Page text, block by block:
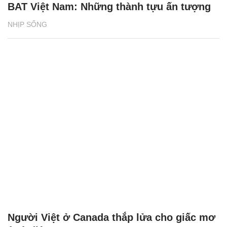
NHỊP SỐNG
BAT Việt Nam: Những thành tựu ấn tượng
Người Việt ở Canada thắp lửa cho giấc mơ